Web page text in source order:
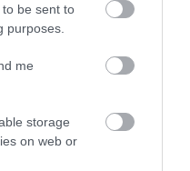
be sent to
purposes.
me
storage
on web or